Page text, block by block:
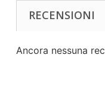
RECENSIONI
Ancora nessuna